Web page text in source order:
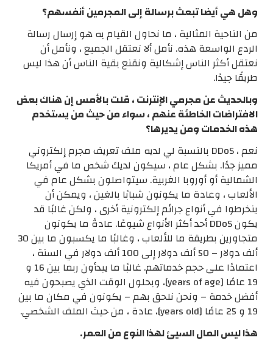
وهل هي أيضا تبعث برسالة إلى المجرمين أنفسهم؟
من الناحية المثالية ، ما نحاول القيام به هو إرسال رسالة
الردع الواسعة هذه. نأمل ألا نعتقل الجميع ، ونأمل أن
نعتقل أكثر الناس إشكالية ونقنع بقية الناس أن هذا ليس
طريقًا جيدًا.
وبالحديث عن مجرمي الإنترنت ، قلت بالأمس إن هناك بعض
الافتراضات الخاطئة عنهم ، سواء من حيث من يستخدم
هذه الخدمات ومن يديرها؟
نعم ، DDoS بالنسبة لي لديه ملف تعريف مجرم إلكتروني
مميز جدًا. بشكل عام ، سيكون لديك شخص ما في أمريكا
الشمالية أو أوروبا الغربية. سيتواصلون بشكل عام في
الألعاب ، وعادة ما يكونون شبابًا بالغين ، ويمكن أن
ينخرطوا في أنواع جرائم إلكترونية أخرى ، ولكن غالبًا قد
يكون DDoS أحد أكثر الأنواع شيوعًا. عادةً ما يكونون
متجاورين بطريقة ما للألعاب ، وغالبًا ما يكسبون ما بين 30
ألف دولار – 50 ألف دولار إلى 100 ألف دولار في السنة ،
اعتمادًا على حجم خدماتهم. غالبًا ما يبدأون ربما بين 16 و
19 عامًا [years of age]، وبحلول الوقت الذي يصبحون فيه
أفضل خدمة – ونحن نلحق بهم – يكونون في مكان ما بين
19 و 25 عامًا [years old]، عادة ، من حيث الملف الشخصي.
هذا ليس المال السيئ لهذا النوع من العمر.